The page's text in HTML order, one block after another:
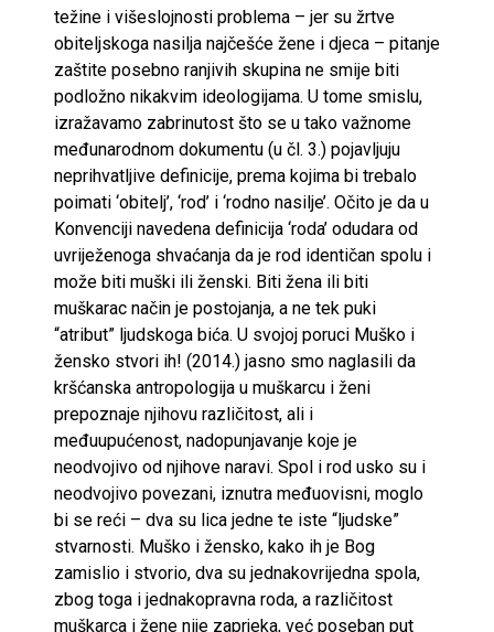
težine i višeslojnosti problema – jer su žrtve
obiteljskoga nasilja najčešće žene i djeca – pitanje
zaštite posebno ranjivih skupina ne smije biti
podložno nikakvim ideologijama. U tome smislu,
izražavamo zabrinutost što se u tako važnome
međunarodnom dokumentu (u čl. 3.) pojavljuju
neprihvatljive definicije, prema kojima bi trebalo
poimati ‘obitelj’, ‘rod’ i ‘rodno nasilje’. Očito je da u
Konvenciji navedena definicija ‘roda’ odudara od
uvriježenoga shvaćanja da je rod identičan spolu i
može biti muški ili ženski. Biti žena ili biti
muškarac način je postojanja, a ne tek puki
“atribut” ljudskoga bića. U svojoj poruci Muško i
žensko stvori ih! (2014.) jasno smo naglasili da
kršćanska antropologija u muškarcu i ženi
prepoznaje njihovu različitost, ali i
međuupućenost, nadopunjavanje koje je
neodvojivo od njihove naravi. Spol i rod usko su i
neodvojivo povezani, iznutra međuovisni, moglo
bi se reći – dva su lica jedne te iste “ljudske”
stvarnosti. Muško i žensko, kako ih je Bog
zamislio i stvorio, dva su jednakovrijedna spola,
zbog toga i jednakopravna roda, a različitost
muškarca i žene nije zaprjeka, već poseban put